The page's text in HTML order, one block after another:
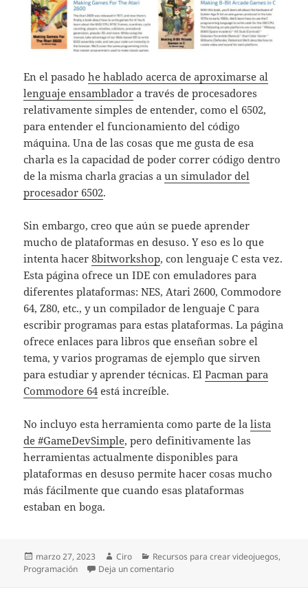
En el pasadohe hablado acerca de aproximarse al
lenguaje ensamblador a través de procesadores
relativamente simples de entender, como el 6502,
para entender el funcionamiento del código
máquina. Una de las cosas que me gusta de esa
charla es la capacidad de poder correr código dentro
de la misma charla gracias aun simulador del
procesador 6502.
Sin embargo, creo que aún se puede aprender
mucho de plataformas en desuso. Y eso es lo que
intenta hacer8bitworkshop, con lenguaje C esta vez.
Esta página ofrece un IDE con emuladores para
diferentes plataformas: NES, Atari 2600, Commodore
64, Z80, etc., y un compilador de lenguaje C para
escribir programas para estas plataformas. La página
ofrece enlaces para libros que enseñan sobre el
tema, y varios programas de ejemplo que sirven
para estudiar y aprender técnicas. ElPacman para
Commodore 64está increíble.
No incluyo esta herramienta como parte de lalista
de #GameDevSimple, pero definitivamente las
herramientas actualmente disponibles para
plataformas en desuso permite hacer cosas mucho
más fácilmente que cuando esas plataformas
estaban en boga.
Publicado
el
marzo 27, 2023 Autor
Ciro Categorías
Recursos para crear videojuegos,
Programación
Deja un comentarioen 8bitworkshop, para escribir